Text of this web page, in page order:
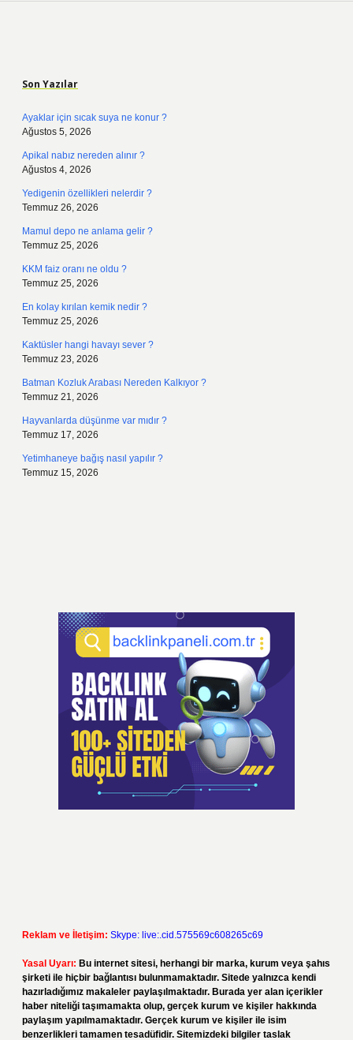
Son Yazılar
Ayaklar için sıcak suya ne konur ?
Ağustos 5, 2026
Apikal nabız nereden alınır ?
Ağustos 4, 2026
Yedigenin özellikleri nelerdir ?
Temmuz 26, 2026
Mamul depo ne anlama gelir ?
Temmuz 25, 2026
KKM faiz oranı ne oldu ?
Temmuz 25, 2026
En kolay kırılan kemik nedir ?
Temmuz 25, 2026
Kaktüsler hangi havayı sever ?
Temmuz 23, 2026
Batman Kozluk Arabası Nereden Kalkıyor ?
Temmuz 21, 2026
Hayvanlarda düşünme var mıdır ?
Temmuz 17, 2026
Yetimhaneye bağış nasıl yapılır ?
Temmuz 15, 2026
Reklam ve İletişim: Skype: live:.cid.575569c608265c69
Yasal Uyarı: Bu internet sitesi, herhangi bir marka, kurum veya şahıs
şirketi ile hiçbir bağlantısı bulunmamaktadır. Sitede yalnızca kendi
hazırladığımız makaleler paylaşılmaktadır. Burada yer alan içerikler
haber niteliği taşımamakta olup, gerçek kurum ve kişiler hakkında
paylaşım yapılmamaktadır. Gerçek kurum ve kişiler ile isim
benzerlikleri tamamen tesadüfidir. Sitemizdeki bilgiler taslak